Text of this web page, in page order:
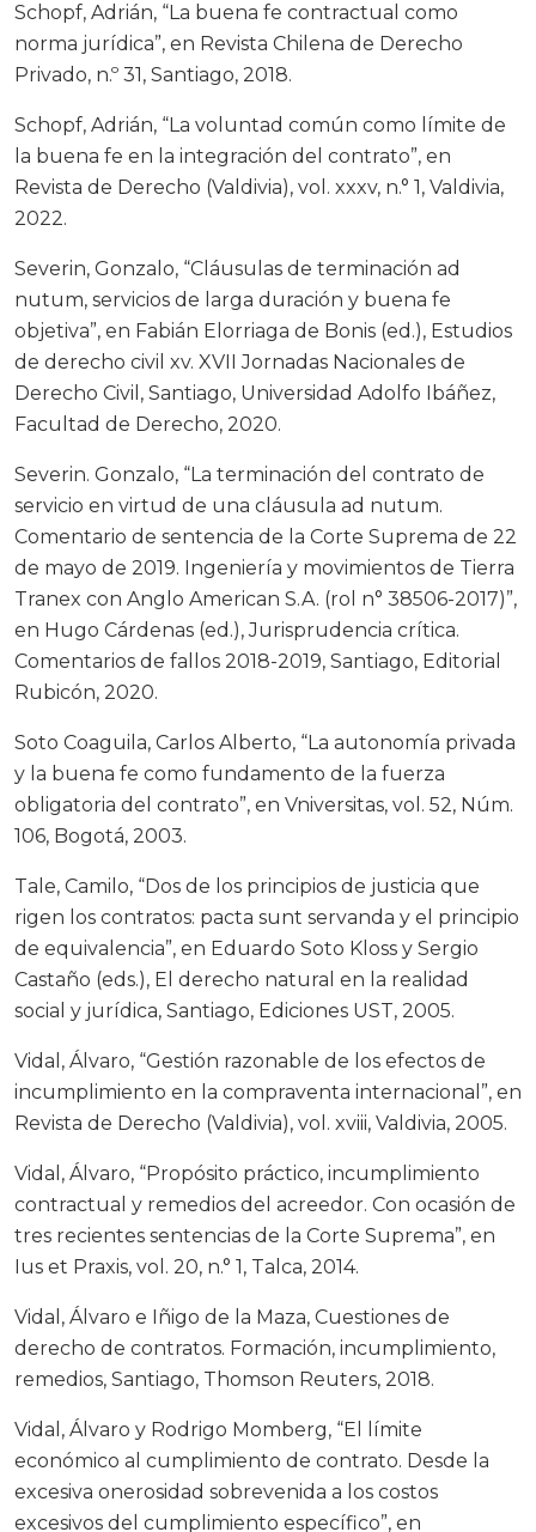
Schopf, Adrián, “La buena fe contractual como
norma jurídica”, en Revista Chilena de Derecho
Privado, n.º 31, Santiago, 2018.
Schopf, Adrián, “La voluntad común como límite de
la buena fe en la integración del contrato”, en
Revista de Derecho (Valdivia), vol. xxxv, n.° 1, Valdivia,
2022.
Severin, Gonzalo, “Cláusulas de terminación ad
nutum, servicios de larga duración y buena fe
objetiva”, en Fabián Elorriaga de Bonis (ed.), Estudios
de derecho civil xv. XVII Jornadas Nacionales de
Derecho Civil, Santiago, Universidad Adolfo Ibáñez,
Facultad de Derecho, 2020.
Severin. Gonzalo, “La terminación del contrato de
servicio en virtud de una cláusula ad nutum.
Comentario de sentencia de la Corte Suprema de 22
de mayo de 2019. Ingeniería y movimientos de Tierra
Tranex con Anglo American S.A. (rol n° 38506-2017)”,
en Hugo Cárdenas (ed.), Jurisprudencia crítica.
Comentarios de fallos 2018-2019, Santiago, Editorial
Rubicón, 2020.
Soto Coaguila, Carlos Alberto, “La autonomía privada
y la buena fe como fundamento de la fuerza
obligatoria del contrato”, en Vniversitas, vol. 52, Núm.
106, Bogotá, 2003.
Tale, Camilo, “Dos de los principios de justicia que
rigen los contratos: pacta sunt servanda y el principio
de equivalencia”, en Eduardo Soto Kloss y Sergio
Castaño (eds.), El derecho natural en la realidad
social y jurídica, Santiago, Ediciones UST, 2005.
Vidal, Álvaro, “Gestión razonable de los efectos de
incumplimiento en la compraventa internacional”, en
Revista de Derecho (Valdivia), vol. xviii, Valdivia, 2005.
Vidal, Álvaro, “Propósito práctico, incumplimiento
contractual y remedios del acreedor. Con ocasión de
tres recientes sentencias de la Corte Suprema”, en
Ius et Praxis, vol. 20, n.° 1, Talca, 2014.
Vidal, Álvaro e Iñigo de la Maza, Cuestiones de
derecho de contratos. Formación, incumplimiento,
remedios, Santiago, Thomson Reuters, 2018.
Vidal, Álvaro y Rodrigo Momberg, “El límite
económico al cumplimiento de contrato. Desde la
excesiva onerosidad sobrevenida a los costos
excesivos del cumplimiento específico”, en